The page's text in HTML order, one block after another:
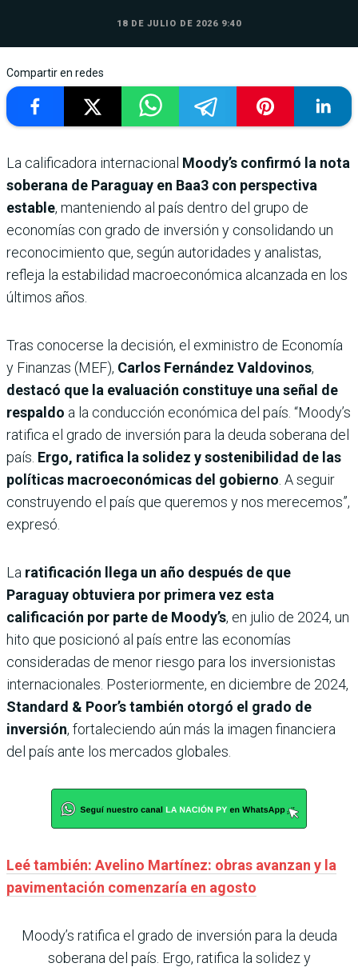
18 DE JULIO DE 2026 9:40
Compartir en redes
La calificadora internacional Moody’s confirmó la nota
soberana de Paraguay en Baa3 con perspectiva
estable, manteniendo al país dentro del grupo de
economías con grado de inversión y consolidando un
reconocimiento que, según autoridades y analistas,
refleja la estabilidad macroeconómica alcanzada en los
últimos años.
Tras conocerse la decisión, el exministro de Economía
y Finanzas (MEF), Carlos Fernández Valdovinos,
destacó que la evaluación constituye una señal de
respaldo a la conducción económica del país. “Moody’s
ratifica el grado de inversión para la deuda soberana del
país. Ergo, ratifica la solidez y sostenibilidad de las
políticas macroeconómicas del gobierno . A seguir
construyendo el país que queremos y nos merecemos”,
expresó.
La ratificación llega un año después de que
Paraguay obtuviera por primera vez esta
calificación por parte de Moody’s, en julio de 2024, un
hito que posicionó al país entre las economías
consideradas de menor riesgo para los inversionistas
internacionales. Posteriormente, en diciembre de 2024,
Standard & Poor’s también otorgó el grado de
inversión, fortaleciendo aún más la imagen financiera
del país ante los mercados globales.
Leé también: Avelino Martínez: obras avanzan y la
pavimentación comenzaría en agosto
Moody’s ratifica el grado de inversión para la deuda
soberana del país. Ergo, ratifica la solidez y